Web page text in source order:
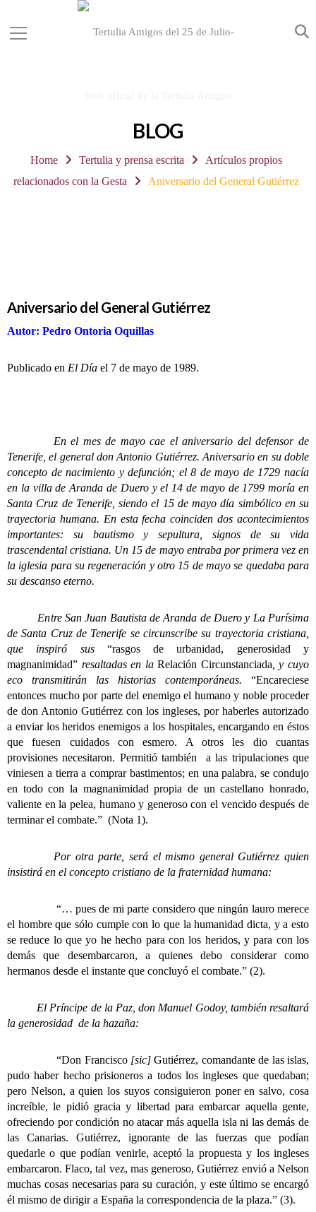
BLOG
Home Tertulia y prensa escrita
Artículos propios
relacionados con la Gesta
Aniversario del General Gutiérrez
Aniversario del General Gutiérrez
Autor: Pedro Ontoria Oquillas
Publicado en El Día el 7 de mayo de 1989.
En el mes de mayo cae el aniversario del defensor de
Tenerife, el general don Antonio Gutiérrez. Aniversario en su doble
concepto de nacimiento y defunción; el 8 de mayo de 1729 nacía
en la villa de Aranda de Duero y el 14 de mayo de 1799 moría en
Santa Cruz de Tenerife, siendo el 15 de mayo día simbólico en su
trayectoria humana. En esta fecha coinciden dos acontecimientos
importantes: su bautismo y sepultura, signos de su vida
trascendental cristiana. Un 15 de mayo entraba por primera vez en
la iglesia para su regeneración y otro 15 de mayo se quedaba para
su descanso eterno.
Entre San Juan Bautista de Aranda de Duero y La Purísima
de Santa Cruz de Tenerife se circunscribe su trayectoria cristiana,
que inspiró sus “rasgos de urbanidad, generosidad y
magnanimidad” resaltadas en laRelación Circunstanciada , y cuyo
eco transmitirán las historias contemporáneas. “Encareciese
entonces mucho por parte del enemigo el humano y noble proceder
de don Antonio Gutiérrez con los ingleses, por haberles autorizado
a enviar los heridos enemigos a los hospitales, encargando en éstos
que fuesen cuidados con esmero. A otros les dio cuantas
provisiones necesitaron. Permitió también a las tripulaciones que
viniesen a tierra a comprar bastimentos; en una palabra, se condujo
en todo con la magnanimidad propia de un castellano honrado,
valiente en la pelea, humano y generoso con el vencido después de
terminar el combate.” (Nota 1).
Por otra parte, será el mismo general Gutiérrez quien
insistirá en el concepto cristiano de la fraternidad humana:
“… pues de mi parte considero que ningún lauro merece
el hombre que sólo cumple con lo que la humanidad dicta, y a esto
se reduce lo que yo he hecho para con los heridos, y para con los
demás que desembarcaron, a quienes debo considerar como
hermanos desde el instante que concluyó el combate.” (2).
El Príncipe de la Paz, don Manuel Godoy, también resaltará
la generosidad de la hazaña:
“Don Francisco [sic] Gutiérrez, comandante de las islas,
pudo haber hecho prisioneros a todos los ingleses que quedaban;
pero Nelson, a quien los suyos consiguieron poner en salvo, cosa
increíble, le pidió gracia y libertad para embarcar aquella gente,
ofreciendo por condición no atacar más aquella isla ni las demás de
las Canarias. Gutiérrez, ignorante de las fuerzas que podían
quedarle o que podían venirle, aceptó la propuesta y los ingleses
embarcaron. Flaco, tal vez, mas generoso, Gutiérrez envió a Nelson
muchas cosas necesarias para su curación, y este último se encargó
él mismo de dirigir a España la correspondencia de la plaza.” (3).